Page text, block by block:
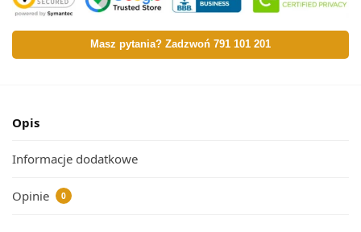
Masz pytania? Zadzwoń 791 101 201
Opis
Informacje dodatkowe
Opinie 0